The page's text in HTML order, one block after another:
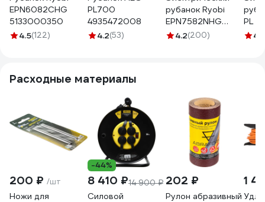
EPN6082CHG
5133000350
4.5(122)
PL700
4935472008
4.2(53)
рубанок Ryobi
EPN7582NHG
5133000352
4.2(200)
PL
4.6
Расходные материалы
200 ₽ /шт
Ножи для
-44%
8 410 ₽14 900 ₽
Силовой
202 ₽
Рулон абразивный
1